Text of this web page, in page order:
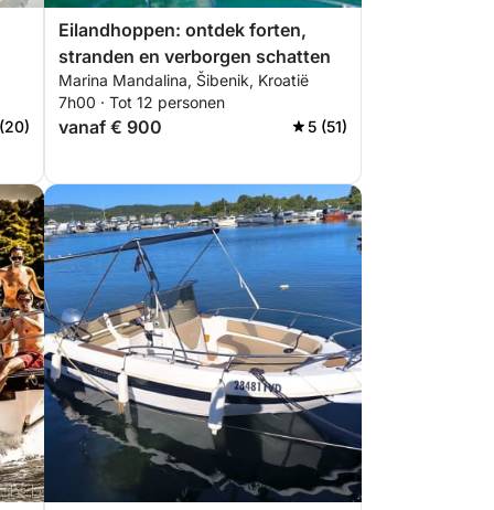
Eilandhoppen: ontdek forten,
stranden en verborgen schatten
Marina Mandalina, Šibenik, Kroatië
7h00 · Tot 12 personen
vanaf € 900 5 (51)